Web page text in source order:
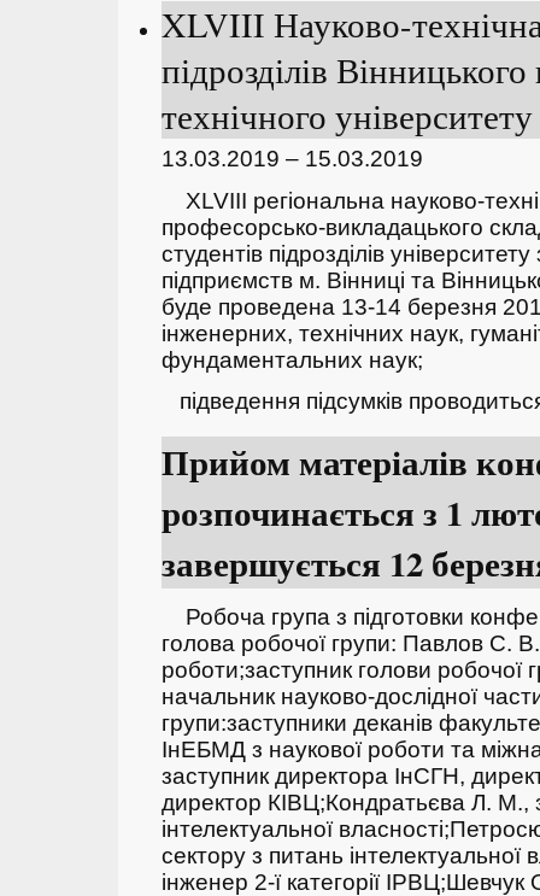
XLVIII Науково-
підрозділів
технічного
13.03.2019 – 15.03.2019
ХLVIII регіональна науково-
професорсько-викладацького
студентів підрозділів
підприємств м. Вінниці та
буде проведена 13-14 березня
інженерних, технічних наук,
фундаментальних наук;
підведення підсумків
Прийом матеріалів
розпочинається з 1
завершується 12
Робоча група з підготовки
голова робочої групи: Павлов С.
роботи;заступник голови робочої
начальник науково-дослідної
групи:заступники деканів
ІнЕБМД з наукової роботи та
заступник директора ІнСГН,
директор КІВЦ;Кондратьєва Л. М.,
інтелектуальної власності;
сектору з питань інтелектуальної
інженер 2-ї категорії ІРВЦ;Шевчук